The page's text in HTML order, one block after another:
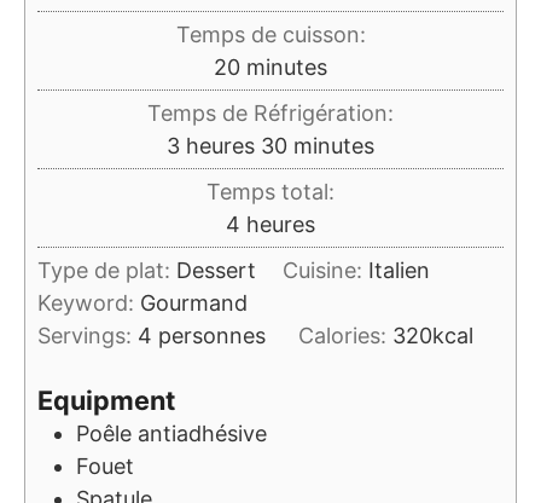
Temps de cuisson:
20minutes
minutes
Temps de Réfrigération:
3heures
heures 30minutes
minutes
Temps total:
4 heures
heures
Type de plat: Dessert Cuisine: Italien
Keyword: Gourmand
Servings: 4 personnes Calories: 320kcal
Equipment
Poêle antiadhésive
Fouet